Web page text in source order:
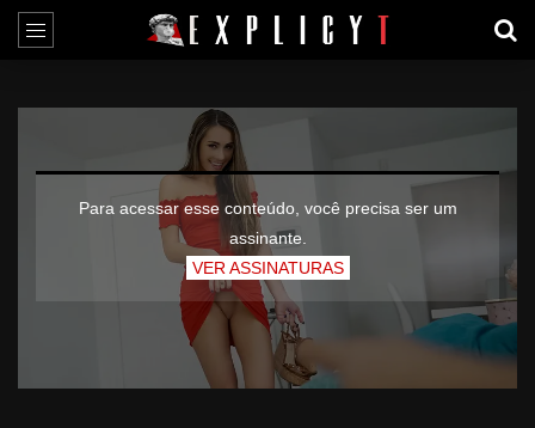
Para acessar esse conteúdo, você precisa ser um
assinante.
VER ASSINATURAS